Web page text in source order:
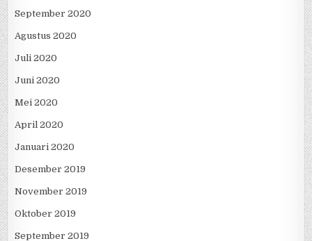
September 2020
Agustus 2020
Juli 2020
Juni 2020
Mei 2020
April 2020
Januari 2020
Desember 2019
November 2019
Oktober 2019
September 2019